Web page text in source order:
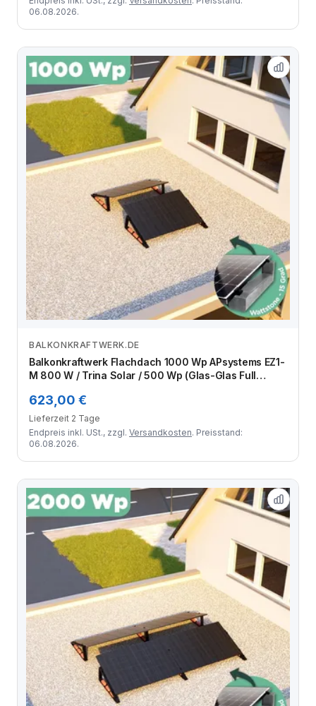
06.08.2026.
Zum Angebot
BALKONKRAFTWERK.DE
Balkonkraftwerk Flachdach 1000 Wp APsystems EZ1-
M 800 W / Trina Solar / 500 Wp (Glas-Glas Full
quer / 2 Module
623,00 €
Lieferzeit 2 Tage
Endpreis inkl. USt., zzgl. Versandkosten. Preisstand:
06.08.2026.